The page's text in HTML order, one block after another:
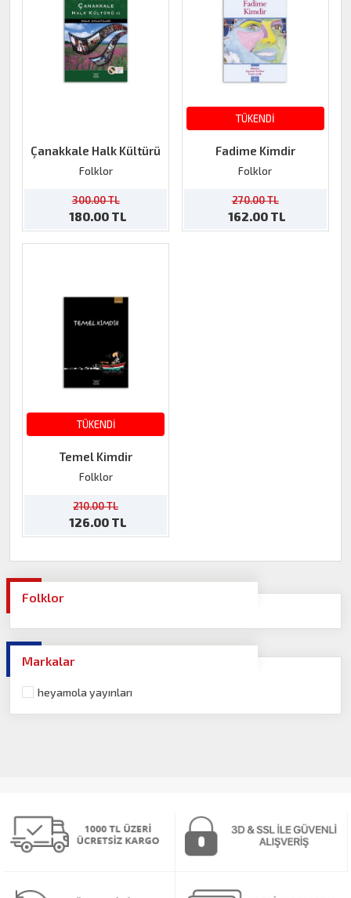
Folklor
Markalar
heyamola yayınları
Çanakkale Halk Kültürü
Folklor
300.00 TL
180.00 TL
TÜKENDİ
Fadime Kimdir
Folklor
270.00 TL
162.00 TL
TÜKENDİ
Temel Kimdir
Folklor
210.00 TL
126.00 TL